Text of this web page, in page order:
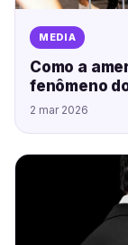
MEDIA
Como a
fenômeno
2 mar 2026